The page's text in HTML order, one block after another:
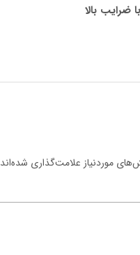
ضرایب بالا
موردنیاز علامت‌گذاری شده‌اند